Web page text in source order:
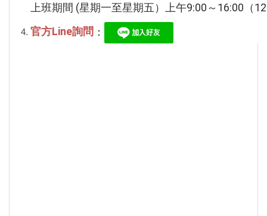
上班期間 (星期一至星期五）上午9:00～ 16:00 （
官方Line詢問 ：